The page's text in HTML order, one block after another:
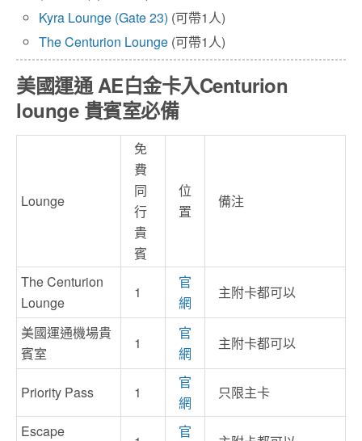
Kyra Lounge (Gate 23) (可帶1人)
The Centurion Lounge (可帶1人)
美國運通 AE白金卡入Centurion
lounge 貴賓室必備
Lounge
免
費
同
行
貴
賓
位
置
備注
The Centurion
Lounge
1
官
網
主附卡都可以
美國運通機場貴
賓室
1
官
網
主附卡都可以
Priority Pass 1
官
網
只限主卡
Escape
官